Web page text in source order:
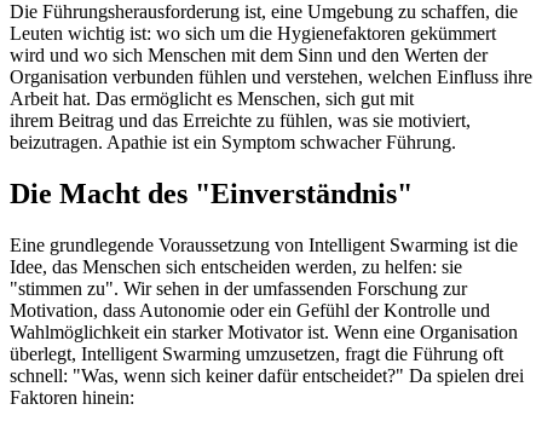
Die Führungsherausforderung ist, eine Umgebung zu schaffen, die
Leuten wichtig ist: wo sich um die Hygienefaktoren gekümmert
wird und wo sich Menschen mit dem Sinn und den Werten der
Organisation verbunden fühlen und verstehen, welchen Einfluss ihre
Arbeit hat. Das ermöglicht es Menschen, sich gut mit
ihrem Beitrag und das Erreichte zu fühlen, was sie motiviert,
beizutragen. Apathie ist ein Symptom schwacher Führung.
Die Macht des "Einverständnis"
Eine grundlegende Voraussetzung von Intelligent Swarming ist die
Idee, das Menschen sich entscheiden werden, zu helfen: sie
"stimmen zu". Wir sehen in der umfassenden Forschung zur
Motivation, dass Autonomie oder ein Gefühl der Kontrolle und
Wahlmöglichkeit ein starker Motivator ist. Wenn eine Organisation
überlegt, Intelligent Swarming umzusetzen, fragt die Führung oft
schnell: "Was, wenn sich keiner dafür entscheidet?" Da spielen drei
Faktoren hinein: